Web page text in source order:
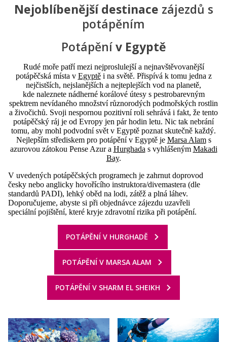
Nejoblíbenější destinace zájezdů s
potápěním
Potápěnív Egyptě
Rudé moře patří mezi nejproslulejší a nejnavštěvovanější
potápěčská místa v Egyptěi na světě. Přispívá k tomu jedna z
nejčistších, nejslanějších a nejteplejších vod na planetě,
kde naleznete nádherné korálové útesy s pestrobarevným
spektrem nevídaného množství různorodých podmořských rostlin
a živočichů. Svoji nespornou pozitivní roli sehrává i fakt, že tento
potápěčský ráj je od Evropy jen pár hodin letu. Nic tak nebrání
tomu, aby mohl podvodní svět v Egyptě poznat skutečně každý.
Nejlepším střediskem pro potápění v Egyptě je Marsa Alams
azurovou zátokou Pense Azur a Hurghada s vyhlášeným Makadi
Bay.
V uvedených potápěčských programech je zahrnut doprovod
česky nebo anglicky hovořícího instruktora/divemastera (dle
standardů PADI), lehký oběd na lodi, zátěž a plná láhev.
Doporučujeme, abyste si při objednávce zájezdu uzavřeli
speciální pojištění, které kryje zdravotní rizika při potápění.
POTÁPĚNÍ V HURGHADĚ
POTÁPĚNÍ V MARSA ALAM
POTÁPĚNÍ V SHARM EL SHEIKH